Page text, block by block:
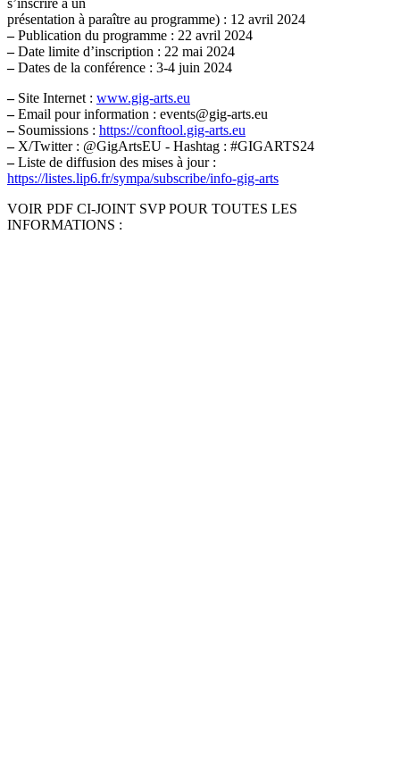
présentation à paraître au programme) : 12 avril 2024
–Publication du programme : 22 avril 2024
–Date limite d’inscription : 22 mai 2024
–Dates de la conférence : 3-4 juin 2024
–Site Internet : www.gig-arts.eu
–Email pour information : events@gig-arts.eu
–Soumissions : https://conftool.gig-arts.eu
–X/Twitter : @GigArtsEU - Hashtag : #GIGARTS24
–Liste de diffusion des mises à jour :
https://listes.lip6.fr/sympa/subscribe/info-gig-arts
VOIR PDF CI-JOINT SVP POUR TOUTES LES
INFORMATIONS :